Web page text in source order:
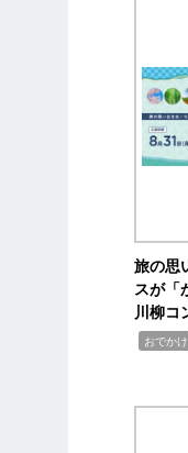
旅の思
スが「
川柳コ
おでかけ